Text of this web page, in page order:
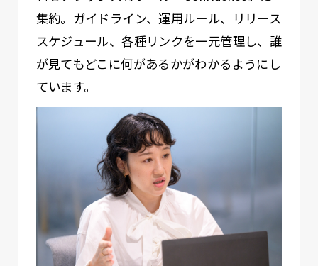
集約。ガイドライン、運用ルール、リリース
スケジュール、各種リンクを一元管理し、誰
が見てもどこに何があるかがわかるようにし
ています。